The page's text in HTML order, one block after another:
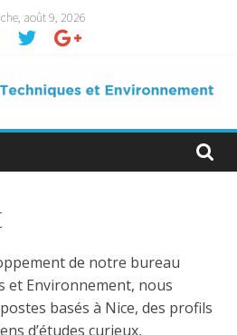
août 9, 2026
de notre bureau
et Environnement, nous
basés à Nice, des profils
d’études curieux,